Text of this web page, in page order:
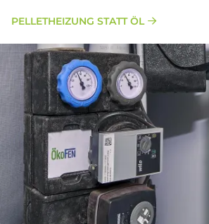
PELLETHEIZUNG STATT ÖL